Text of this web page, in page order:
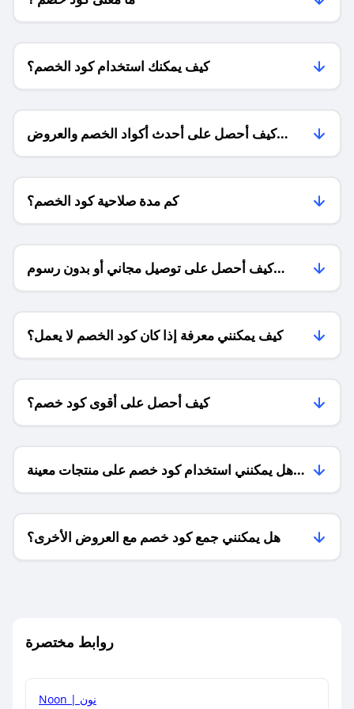
كيف يمكنك استخدام كود الخصم؟
كيف أحصل على أحدث أكواد الخصم والعروض
للمتاجر؟
كم مدة صلاحية كود الخصم؟
كيف أحصل على توصيل مجاني أو بدون رسوم
الشحن ؟
كيف يمكنني معرفة إذا كان كود الخصم لا يعمل؟
كيف أحصل على أقوى كود خصم؟
هل يمكنني استخدام كود خصم على منتجات معينة
فقط؟
هل يمكنني جمع كود خصم مع العروض الأخرى؟
روابط مختصرة
Noon | نون